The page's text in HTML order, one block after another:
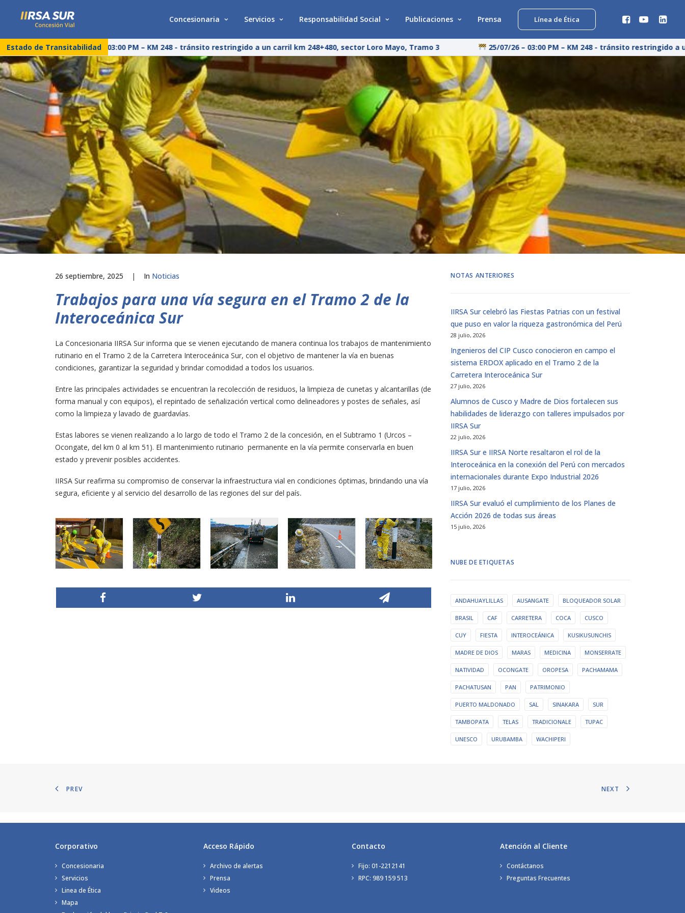
Concesionaria Servicios Responsabilidad Social Publicaciones Prensa Línea de Ética
Estado de Transitabilidad25/07/26 – 03:00 PM – KM 248 - tránsito restringido a un carril km 248+480, sector Loro Mayo, Tramo 3 25/07/26 – 03:00 PM – KM 248 - tránsito restringido a
26 septiembre, 2025 | In Noticias
Trabajos para una vía segura en el Tramo 2 de la
Interoceánica Sur
La Concesionaria IIRSA Sur informa que se vienen ejecutando de manera continua los trabajos de mantenimiento
rutinario en el Tramo 2 de la Carretera Interoceánica Sur, con el objetivo de mantener la vía en buenas
condiciones, garantizar la seguridad y brindar comodidad a todos los usuarios.
Entre las principales actividades se encuentran la recolección de residuos, la limpieza de cunetas y alcantarillas (de
forma manual y con equipos), el repintado de señalización vertical como delineadores y postes de señales, así
como la limpieza y lavado de guardavías.
Estas labores se vienen realizando a lo largo de todo el Tramo 2 de la concesión, en el Subtramo 1 (Urcos –
Ocongate, del km 0 al km 51). El mantenimiento rutinario permanente en la vía permite conservarla en buen
estado y prevenir posibles accidentes.
IIRSA Sur reafirma su compromiso de conservar la infraestructura vial en condiciones óptimas, brindando una vía
segura, eficiente y al servicio del desarrollo de las regiones del sur del país.
NOTAS ANTERIORES
IIRSA Sur celebró las Fiestas Patrias con un festival
que puso en valor la riqueza gastronómica del Perú
28 julio, 2026
Ingenieros del CIP Cusco conocieron en campo el
sistema ERDOX aplicado en el Tramo 2 de la
Carretera Interoceánica Sur
27 julio, 2026
Alumnos de Cusco y Madre de Dios fortalecen sus
habilidades de liderazgo con talleres impulsados ​​por
IIRSA Sur
22 julio, 2026
IIRSA Sur e IIRSA Norte resaltaron el rol de la
Interoceánica en la conexión del Perú con mercados
internacionales durante Expo Industrial 2026
17 julio, 2026
IIRSA Sur evaluó el cumplimiento de los Planes de
Acción 2026 de todas sus áreas
15 julio, 2026
NUBE DE ETIQUETAS
ANDAHUAYLILLAS AUSANGATE BLOQUEADOR SOLAR
BRASIL CAF CARRETERA COCA CUSCO
CUY FIESTA INTEROCEÁNICA KUSIKUSUNCHIS
MADRE DE DIOS MARAS MEDICINA MONSERRATE
NATIVIDAD OCONGATE OROPESA PACHAMAMA
PACHATUSAN PAN PATRIMONIO
PUERTO MALDONADO SAL SINAKARA SUR
TAMBOPATA TELAS TRADICIONALE TUPAC
UNESCO URUBAMBA WACHIPERI
PREV NEXT
Corporativo
Concesionaria
Servicios
Linea de Ética
Mapa
Acceso Rápido
Archivo de alertas
Prensa
Videos
Contacto
Fijo: 01-2212141
RPC: 989 159 513
Atención al Cliente
Contáctanos
Preguntas Frecuentes